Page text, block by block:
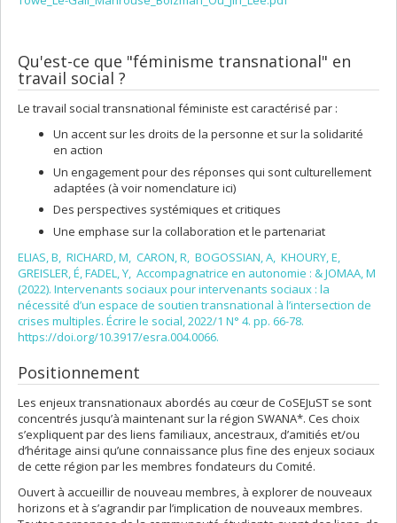
Qu'est-ce que "féminisme transnational" en
travail social ?
Le travail social transnational féministe est caractérisé par :
Un accent sur les droits de la personne et sur la solidarité
en action
Un engagement pour des réponses qui sont culturellement
adaptées (à voir nomenclature ici)
Des perspectives systémiques et critiques
Une emphase sur la collaboration et le partenariat
ELIAS, B, RICHARD, M, CARON, R, BOGOSSIAN, A, KHOURY, E,
GREISLER, É, FADEL, Y, Accompagnatrice en autonomie : & JOMAA, M
(2022). Intervenants sociaux pour intervenants sociaux : la
nécessité d’un espace de soutien transnational à l’intersection de
crises multiples. Écrire le social, 2022/1 N° 4. pp. 66-78.
https://doi.org/10.3917/esra.004.0066.
Positionnement
Les enjeux transnationaux abordés au cœur de CoSEJuST se sont
concentrés jusqu’à maintenant sur la région SWANA*. Ces choix
s’expliquent par des liens familiaux, ancestraux, d’amitiés et/ou
d’héritage ainsi qu’une connaissance plus fine des enjeux sociaux
de cette région par les membres fondateurs du Comité.
Ouvert à accueillir de nouveau membres, à explorer de nouveaux
horizons et à s’agrandir par l’implication de nouveaux membres.